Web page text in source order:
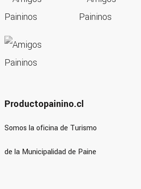
Productopainino.cl
Somos la oficina de Turismo
de la Municipalidad de Paine